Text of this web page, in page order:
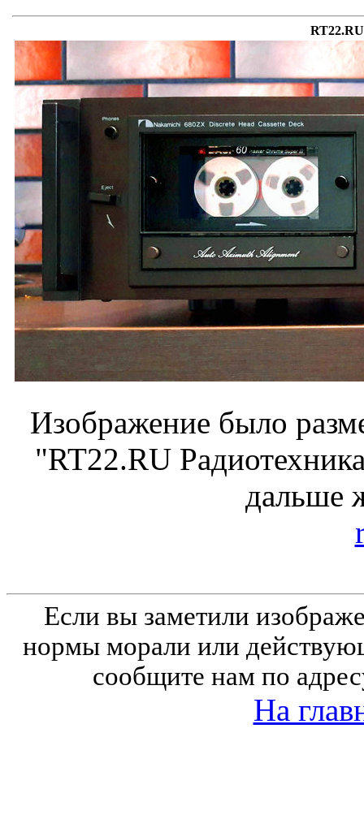
Изображение было
"RT22.RU
дальше
Если вы заметили
нормы морали или
сообщите нам по
На